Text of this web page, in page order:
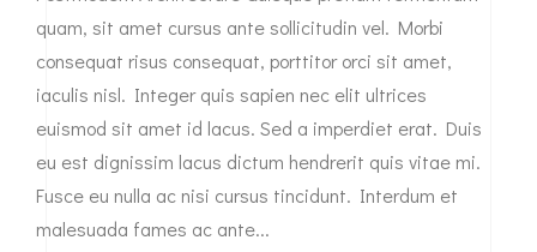
quam, sit amet cursus ante sollicitudin vel. Morbi
consequat risus consequat, porttitor orci sit amet,
iaculis nisl. Integer quis sapien nec elit ultrices
euismod sit amet id lacus. Sed a imperdiet erat. Duis
eu est dignissim lacus dictum hendrerit quis vitae mi.
Fusce eu nulla ac nisi cursus tincidunt. Interdum et
malesuada fames ac ante...